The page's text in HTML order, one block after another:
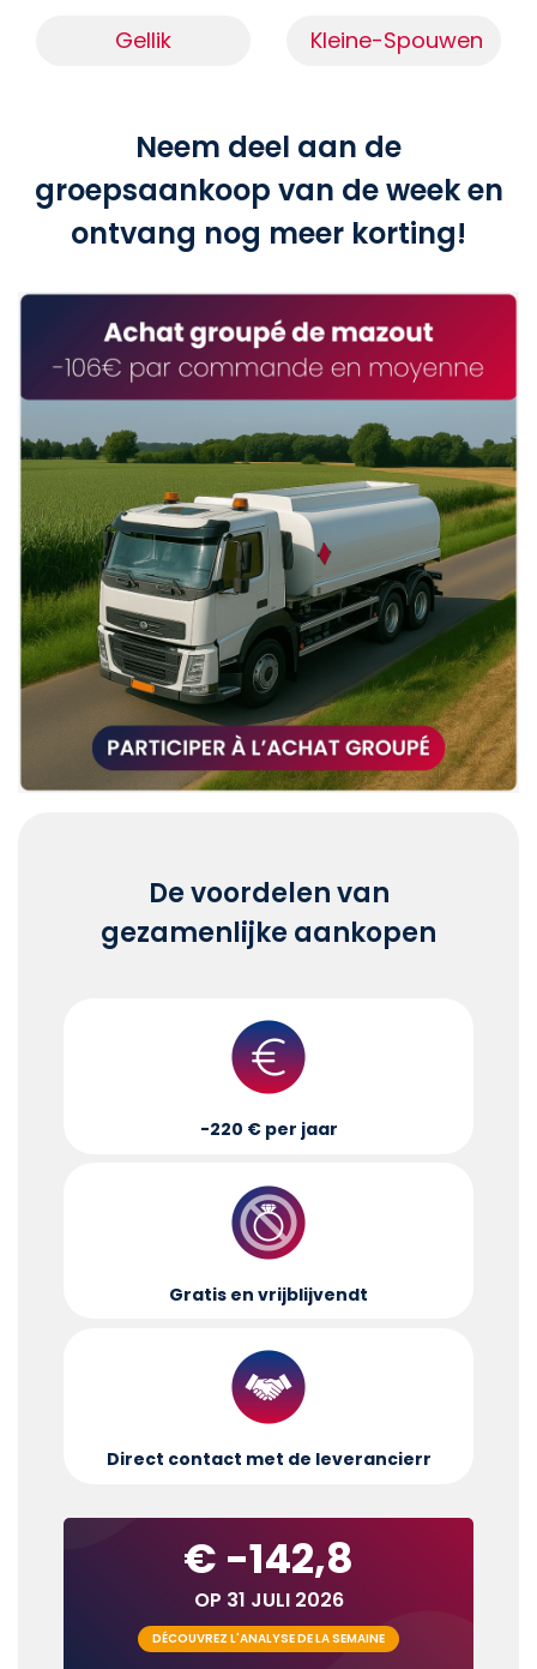
Gellik Kleine-Spouwen
Neem deel aan de
groepsaankoop van de week en
ontvang nog meer korting!
De voordelen van
gezamenlijke aankopen
-220 € per jaar
Gratis en vrijblijvendt
Direct contact met de leverancierr
€ -142,8
OP 31 JULI 2026
DÉCOUVREZ L'ANALYSE DE LA SEMAINE